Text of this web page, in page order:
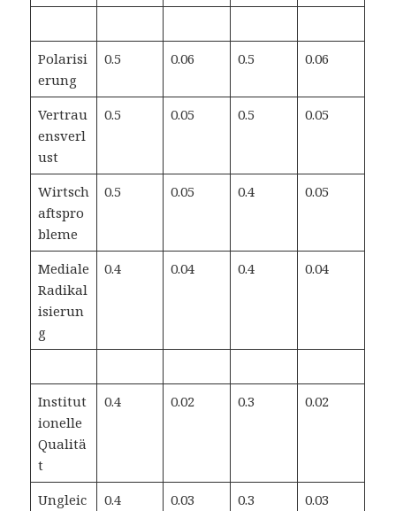
Polarisi
erung
0.5 0.06 0.5 0.06
Vertrau
ensverl
ust
0.5 0.05 0.5 0.05
Wirtsch
aftspro
bleme
0.5 0.05 0.4 0.05
Mediale
Radikal
isierun
g
0.4 0.04 0.4 0.04
Institut
ionelle
Qualitä
t
0.4 0.02 0.3 0.02
Ungleic
0.4 0.03 0.3 0.03